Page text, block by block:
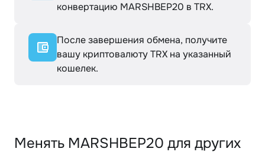
конвертацию MARSHBEP20 в TRX.
После завершения обмена, получите
вашу криптовалюту TRX на указанный
кошелек.
Менять MARSHBEP20 для других